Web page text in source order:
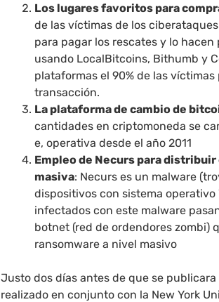
Los lugares favoritos para
de las víctimas de los
para pagar los rescates y lo
usando LocalBitcoins, Bithumb y
plataformas el 90% de las
transacción.
La plataforma de cambio de
cantidades en criptomoneda se
e, operativa desde el año 2011
Empleo de Necurs para
masiva: Necurs es un malware
dispositivos con sistema operativo
infectados con este malware
botnet (red de ordendores zombi)
ransomware a nivel masivo
Justo dos días antes de que se publicara
realizado en conjunto con la New York